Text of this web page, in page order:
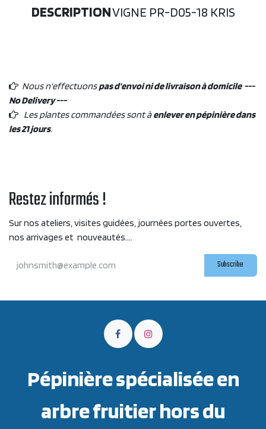
DESCRIPTIONVIGNE PR-D05-18 KRIS
Nous n'effectuonspas d'envoi ni de livraison à domicile ---
No Delivery ---
Les plantes commandées sont àenlever en pépinière dans
les 21 jours.
Restez informés !
Sur nos ateliers, visites guidées, journées portes ouvertes,
nos arrivages et nouveautés....
Subscribe
Pépinière spécialisée en
arbre fruitier hors du